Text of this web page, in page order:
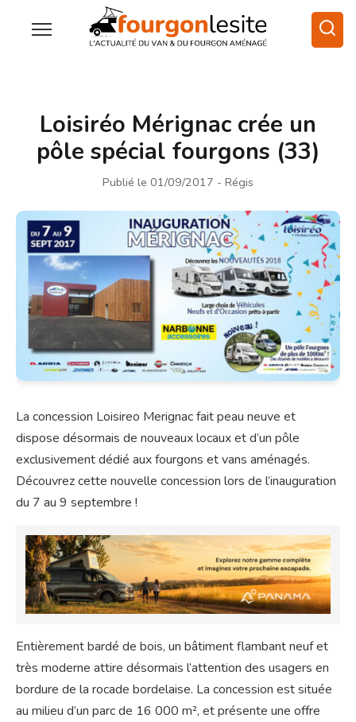
Loisiréo Mérignac crée un
pôle spécial fourgons (33)
Publié le 01/09/2017 - Régis
La concession Loisireo Merignac fait peau neuve et
dispose désormais de nouveaux locaux et d’un pôle
exclusivement dédié aux fourgons et vans aménagés.
Découvrez cette nouvelle concession lors de l’inauguration
du 7 au 9 septembre !
Entièrement bardé de bois, un bâtiment flambant neuf et
très moderne attire désormais l’attention des usagers en
bordure de la rocade bordelaise. La concession est située
au milieu d’un parc de 16 000 m², et présente une offre